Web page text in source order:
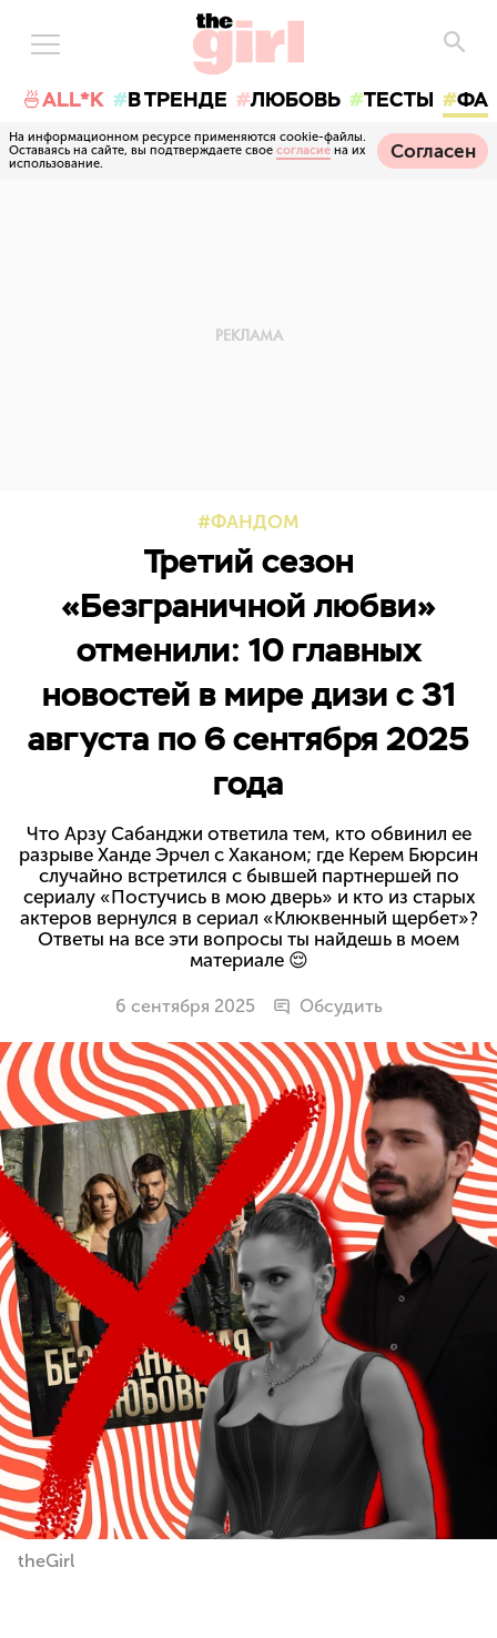
🍜ALL*K В ТРЕНДЕ ЛЮБОВЬ ТЕСТЫ
На информационном ресурсе применяются cookie-файлы.
Оставаясь на сайте, вы подтверждаете свое согласие на их
использование.
Согласен
ФАНДОМ
Третий сезон
«Безграничной любви»
отменили: 10 главных
новостей в мире дизи с 31
августа по 6 сентября 2025
года
Что Арзу Сабанджи ответила тем, кто обвинил ее
разрыве Ханде Эрчел с Хаканом; где Керем Бюрсин
случайно встретился с бывшей партнершей по
сериалу «Постучись в мою дверь» и кто из старых
актеров вернулся в сериал «Клюквенный щербет»?
Ответы на все эти вопросы ты найдешь в моем
материале 😌
6 сентября 2025 Обсудить
theGirl